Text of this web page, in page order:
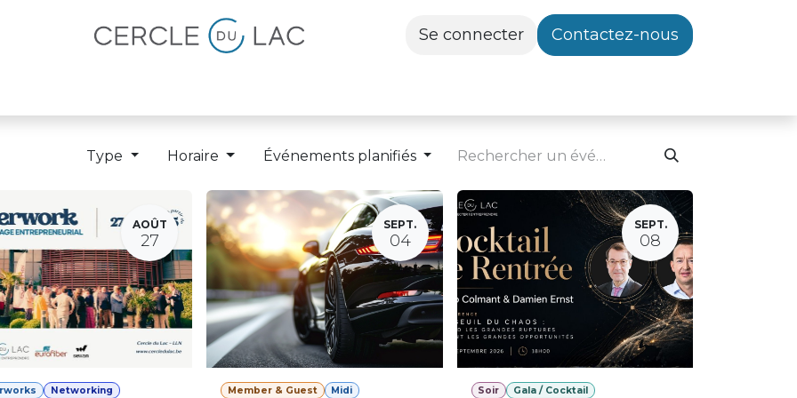
Se connecter Contactez-nous
Type Horaire Événements planifiés
AOÛT
27
Networking
SEPT.
04
Member & Guest
Midi
SEPT.
08
Soir Gala / Cocktail